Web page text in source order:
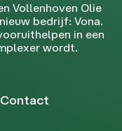
Vollenhoven Olie
bedrijf: Vona.
in een
wordt.
Contact